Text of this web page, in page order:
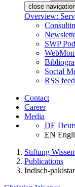
close
Overview:
SWP
Social
RSS feed
Contact
Career
Media
DE
EN
Stiftung
Publications
Indisch-